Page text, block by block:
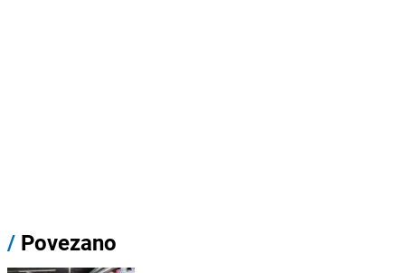
/ Povezano